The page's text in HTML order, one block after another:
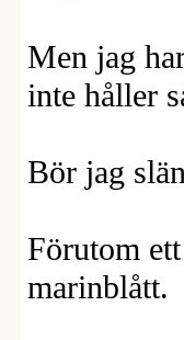
Men jag
inte håller
Bör jag
Förutom
marinblått.